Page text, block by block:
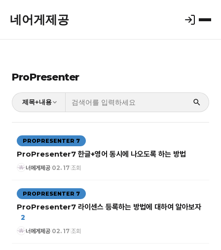
네어게제공
ProPresenter
제목+내용
PROPRESENTER 7
ProPresenter7 한글+영어 동시에 나오도록 하는 방법
너에게제공 02. 17 조회
PROPRESENTER 7
ProPresenter7 라이센스 등록하는 방법에 대하여 알아보자
2
너에게제공 02. 17 조회